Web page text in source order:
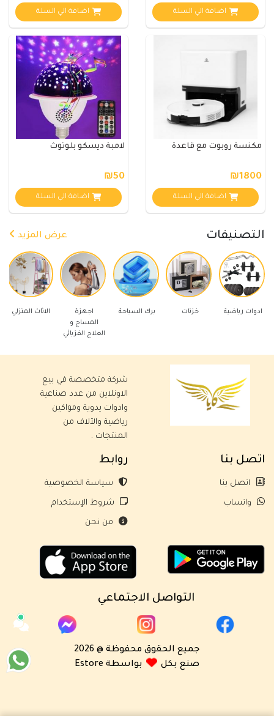
اضافة الي السلة اضافة الي السلة
مكنسة روبوت مع قاعدة
₪1800
اضافة الي السلة
لامبة ديسكو بلوتوث
₪50
اضافة الي السلة
التصنيفات عرض المزيد
رياضية خزنات برك السباحة
اجهزة
المساج و
العلاج الفزيائي
الاثاث المنزلي ادوات
شركة متخصصة في بيع
الاونلاين من عدد صناعية
وادوات يدوية ومواكين
رياضية والآلاف من
المنتجات .
اتصل بنا
اتصل بنا
واتساب
روابط
سياسة الخصوصية
شروط الإستخدام
من نحن
التواصل الاجتماعي
جميع الحقوق محفوظة @ 2026
صنع بكل
بواسطة Estore